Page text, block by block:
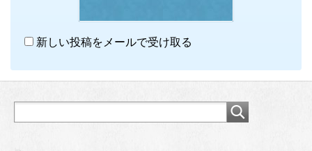
新しい投稿をメールで受け取る